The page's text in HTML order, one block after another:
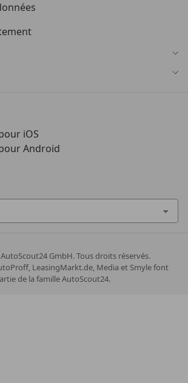
iOS
Android
AutoScout24 GmbH. Tous droits réservés.
LeasingMarkt.de, Media et Smyle font
de la famille AutoScout24.